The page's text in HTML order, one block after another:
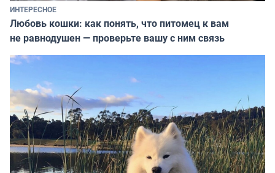
ИНТЕРЕСНОЕ
Любовь кошки: как понять, что питомец к вам
не равнодушен — проверьте вашу с ним связь